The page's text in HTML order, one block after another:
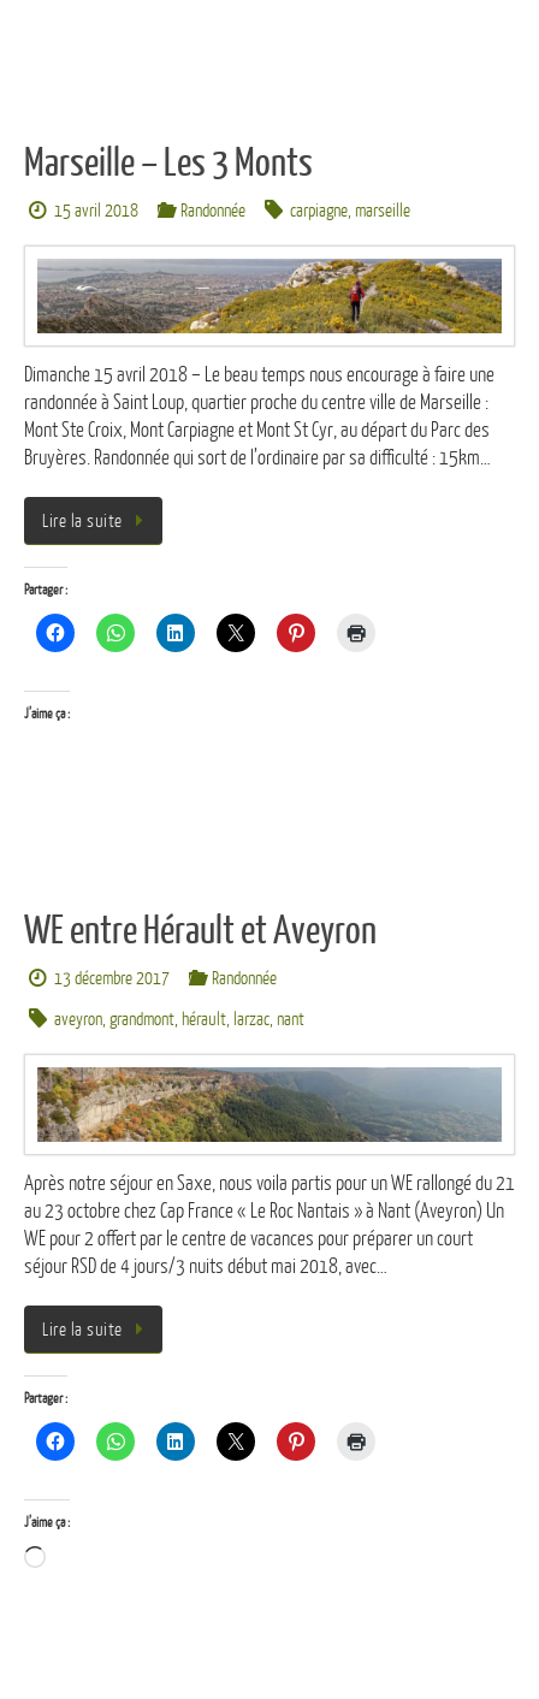
Marseille – Les 3 Monts
15 avril 2018 Randonnée carpiagne, marseille
Dimanche 15 avril 2018 – Le beau temps nous encourage à faire une
randonnée à Saint Loup, quartier proche du centre ville de Marseille :
Mont Ste Croix, Mont Carpiagne et Mont St Cyr, au départ du Parc des
Bruyères. Randonnée qui sort de l’ordinaire par sa difficulté : 15km…
Lire la suite
Partager :
J’aime ça :
WE entre Hérault et Aveyron
13 décembre 2017
Randonnée
aveyron,grandmont, hérault, larzac,nant
Après notre séjour en Saxe, nous voila partis pour un WE rallongé du 21
au 23 octobre chez Cap France « Le Roc Nantais » à Nant (Aveyron) Un
WE pour 2 offert par le centre de vacances pour préparer un court
séjour RSD de 4 jours/3 nuits début mai 2018, avec…
Lire la suite
Partager :
J’aime ça :
Chargement…